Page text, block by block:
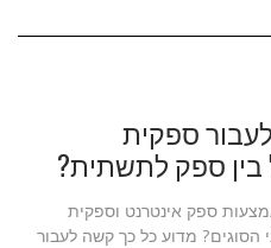
ספקית
ספק לתשתית?
ספק אינטרנט וספקית
הסוגים? מדוע כל כך קשה לעבור